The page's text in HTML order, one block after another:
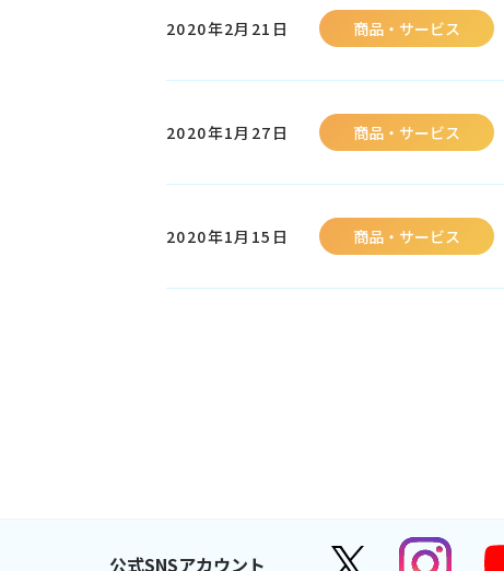
2020年2月21日 商品・サービス
2020年1月27日 商品・サービス
2020年1月15日 商品・サービス
公式SNSアカウント